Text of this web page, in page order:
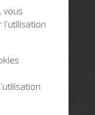
vous